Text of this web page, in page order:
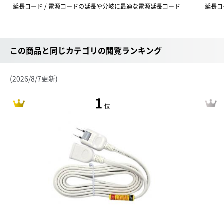
延長コード / 電源コードの延長や分岐に最適な電源延長コード
延長
この商品と同じカテゴリの閲覧ランキング
(2026/8/7更新)
1 位